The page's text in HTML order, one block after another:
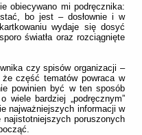
obiecywano mi podręcznika:
bo jest – dosłownie i w
wydaje się dosyć
światła oraz rozciągnięte
czy spisów organizacji –
część tematów powraca w
powinien być w ten sposób
bardziej „podręcznym”
najważniejszych informacji w
najistotniejszych poruszonych